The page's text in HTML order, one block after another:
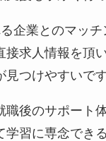
企業とのマッチ
求人情報を頂
つけやすいです
職後のサポート
学習に専念でき